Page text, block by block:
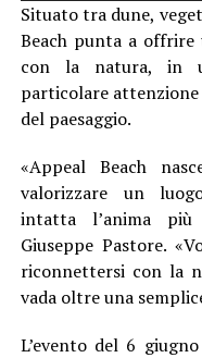
Situato tra dune,
Beach punta a offrire
con la natura, in
particolare attenzione
del paesaggio.
«Appeal Beach
valorizzare un
intatta l’anima
Giuseppe Pastore.
riconnettersi con la
vada oltre una
L’evento del 6